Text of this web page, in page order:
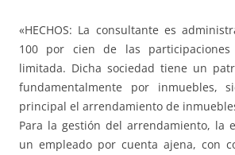
«HECHOS: La consultante es
100 por cien de las
limitada. Dicha sociedad tiene un
fundamentalmente por inmuebles,
principal el arrendamiento de
Para la gestión del arrendamiento, la
un empleado por cuenta ajena, con